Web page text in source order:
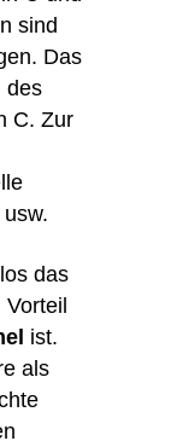
sind
Das
des
C. Zur
das
ist.
als